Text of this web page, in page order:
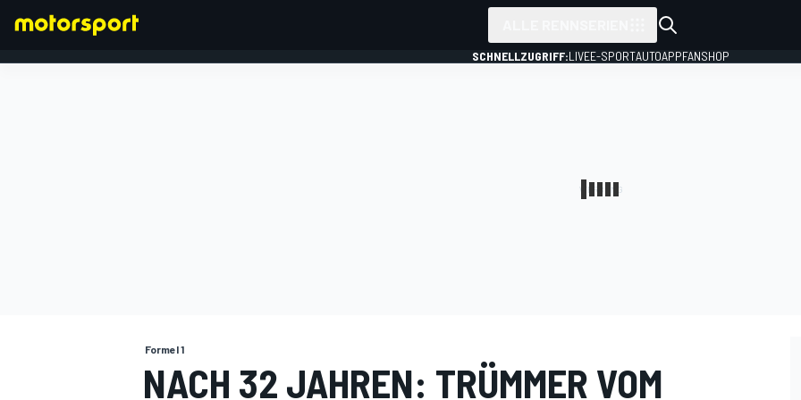
SCHNELLZUGRIFF:LIVEE-SPORTAUTOAPPFANSHOP
Formel 1
NACH 32 JAHREN: TRÜMMER VOM